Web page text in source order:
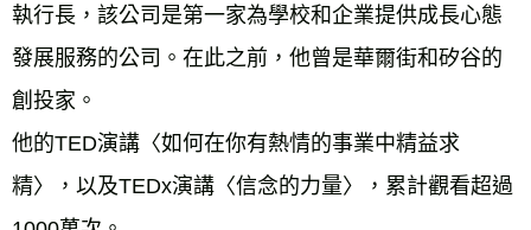
執行長，該公司是第一家為學校和企業提供成長心態
發展服務的公司。在此之前，他曾是華爾街和矽谷的
創投家。
他的TED演講〈如何在你有熱情的事業中精益求
精〉，以及TEDx演講〈信念的力量〉，累計觀看超過